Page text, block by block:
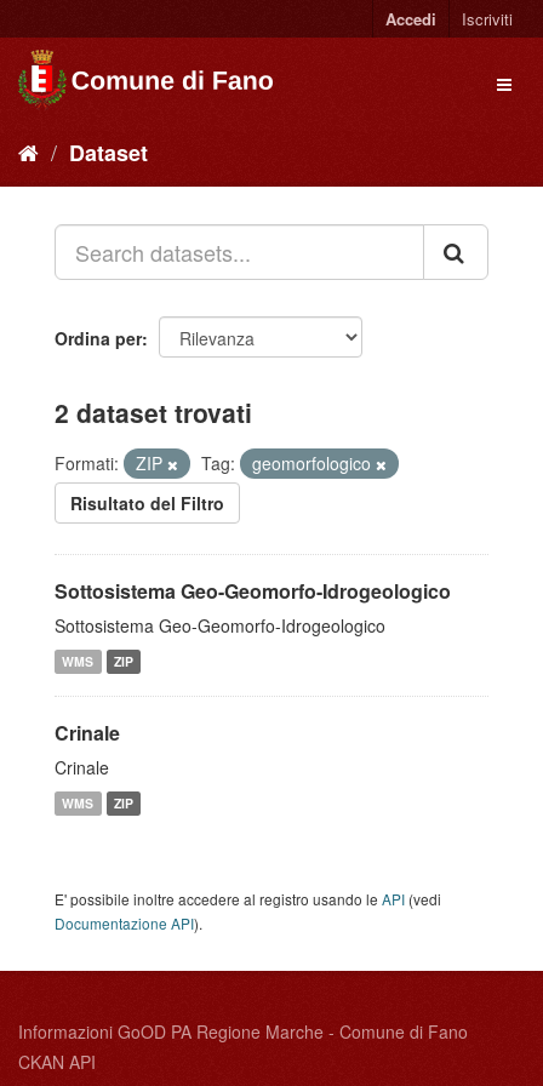
Accedi Iscriviti
Dataset
Ordina per
2 dataset trovati
Formati: ZIP Tag:
geomorfologico
Risultato del Filtro
Sottosistema Geo-Geomorfo-Idrogeologico
Sottosistema Geo-Geomorfo-Idrogeologico
WMS ZIP
Crinale
Crinale
WMS ZIP
E' possibile inoltre accedere al registro usando le API (vedi
Documentazione API).
Informazioni GoOD PA Regione Marche - Comune di Fano
CKAN API